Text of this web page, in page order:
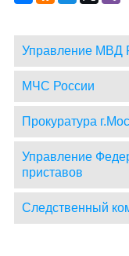
Управление МВД
МЧС России
Прокуратура
Управление
приставов
Следственный